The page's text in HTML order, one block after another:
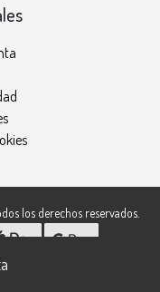
los derechos reservados.
. Tecnología